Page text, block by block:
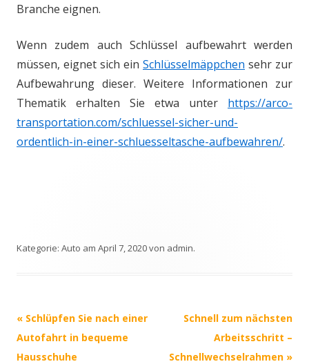
Branche eignen.
Wenn zudem auch Schlüssel aufbewahrt werden
müssen, eignet sich ein Schlüsselmäppchen sehr zur
Aufbewahrung dieser. Weitere Informationen zur
Thematik erhalten Sie etwa unter https://arco-
transportation.com/schluessel-sicher-und-
ordentlich-in-einer-schluesseltasche-aufbewahren/.
Kategorie: Auto am April 7, 2020von admin.
Beitrags-
Navigation
« Schlüpfen Sie nach einer
Autofahrt in bequeme
Hausschuhe
Schnell zum nächsten
Arbeitsschritt –
Schnellwechselrahmen »